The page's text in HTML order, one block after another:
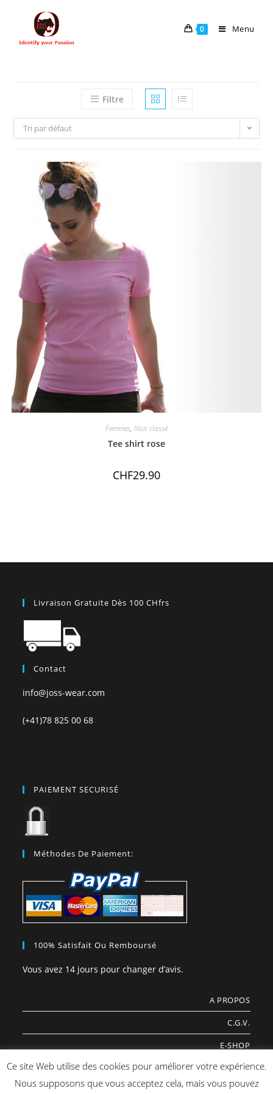
0 Menu
Filtre
Tri par défaut
Femmes, Non classé
Tee shirt rose
CHF29.90
Livraison Gratuite Dès 100 CHfrs
Contact
info@joss-wear.com
(+41)78 825 00 68
PAIEMENT SECURISÉ
Méthodes De Paiement:
100% Satisfait Ou Remboursé
Vous avez 14 jours pour changer d’avis.
A PROPOS
C.G.V.
E-SHOP
COOKIES
Ce site Web utilise des cookies pour améliorer votre expérience.
Nous supposons que vous acceptez cela, mais vous pouvez